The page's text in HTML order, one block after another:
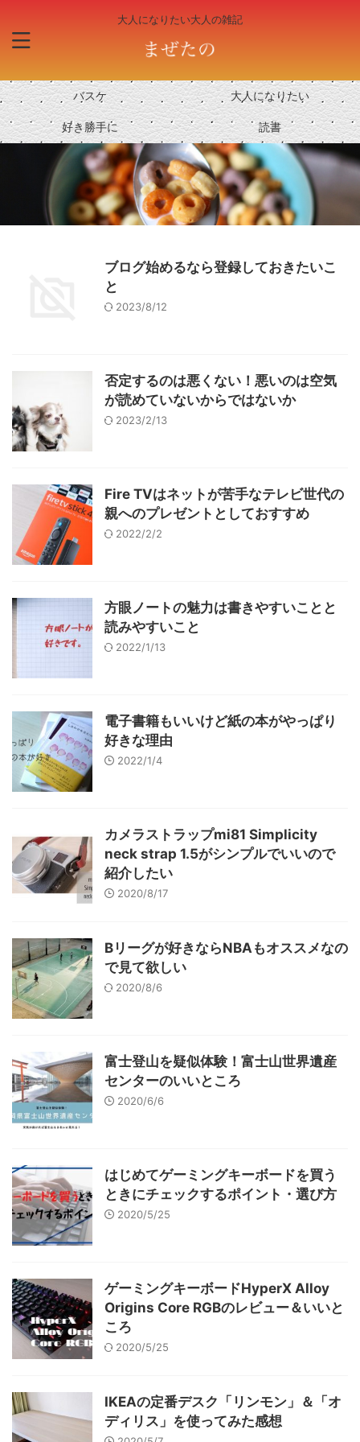
大人になりたい大人の雑記
バスケ 大人になりたい
好き勝手に 読書
ブログ始めるなら登録しておきたいこ
と
2023/8/12
否定するのは悪くない！悪いのは空気
が読めていないからではないか
2023/2/13
Fire TVはネットが苦手なテレビ世代の
親へのプレゼントとしておすすめ
2022/2/2
方眼ノートの魅力は書きやすいことと
読みやすいこと
2022/1/13
電子書籍もいいけど紙の本がやっぱり
好きな理由
2022/1/4
カメラストラップmi81 Simplicity
neck strap 1.5がシンプルでいいので
紹介したい
2020/8/17
Bリーグが好きならNBAもオススメなの
で見て欲しい
2020/8/6
富士登山を疑似体験！富士山世界遺産
センターのいいところ
2020/6/6
はじめてゲーミングキーボードを買う
ときにチェックするポイント・選び方
2020/5/25
ゲーミングキーボードHyperX Alloy
Origins Core RGBのレビュー＆いいと
ころ
2020/5/25
IKEAの定番デスク「リンモン」＆「オ
ディリス」を使ってみた感想